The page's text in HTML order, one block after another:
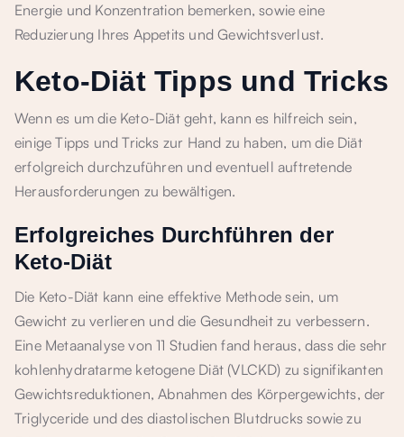
Energie und Konzentration bemerken, sowie eine
Reduzierung Ihres Appetits und Gewichtsverlust.
Keto-Diät Tipps und Tricks
Wenn es um die Keto-Diät geht, kann es hilfreich sein,
einige Tipps und Tricks zur Hand zu haben, um die Diät
erfolgreich durchzuführen und eventuell auftretende
Herausforderungen zu bewältigen.
Erfolgreiches Durchführen der
Keto-Diät
Die Keto-Diät kann eine effektive Methode sein, um
Gewicht zu verlieren und die Gesundheit zu verbessern.
Eine Metaanalyse von 11 Studien fand heraus, dass die sehr
kohlenhydratarme ketogene Diät (VLCKD) zu signifikanten
Gewichtsreduktionen, Abnahmen des Körpergewichts, der
Triglyceride und des diastolischen Blutdrucks sowie zu